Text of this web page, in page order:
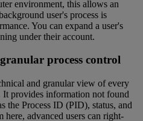
environment, this allows an
user's process is
You can expand a user's
under their account.
process control
and granular view of every
It provides information not found
the Process ID (PID), status, and
advanced users can right-